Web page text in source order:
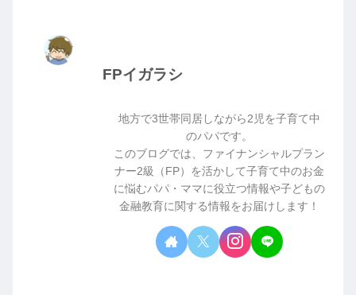
FPイガラシ
地方で3世帯同居しながら2児を子育て中
のパパです。
このブログでは、ファイナンシャルプラン
ナー2級（FP）を活かして子育て中のお金
に悩むパパ・ママに役立つ情報や子どもの
金融教育に関する情報をお届けします！